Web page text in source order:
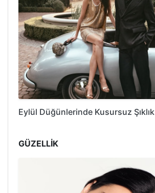
Eylül Düğünlerinde Kusursuz Şıklık
GÜZELLİK